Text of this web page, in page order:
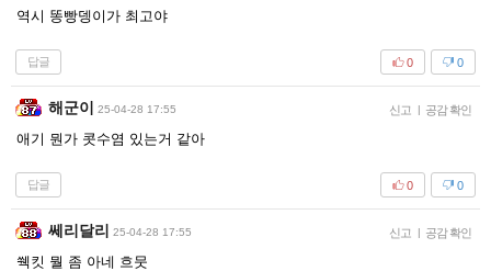
역시 똥빵뎅이가 최고야
답글 0
0
해군이 25-04-28 17:55 신고 | 공감 확인
애기 뭔가 콧수염 있는거 같아
답글 0
0
쎄리달리 25-04-28 17:55 신고 | 공감 확인
쒝킷 뭘 좀 아네 흐뭇